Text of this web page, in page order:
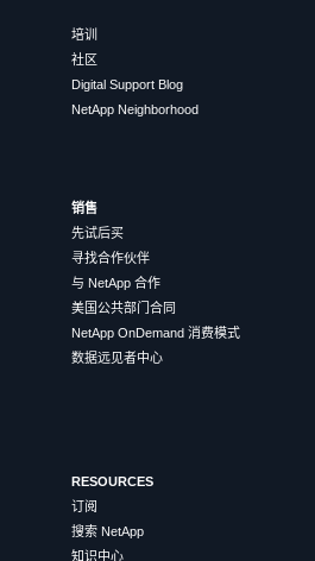
培训
社区
Digital Support Blog
NetApp Neighborhood
销售
先试后买
寻找合作伙伴
与 NetApp 合作
美国公共部门合同
NetApp OnDemand 消费模式
数据远见者中心
RESOURCES
订阅
搜索 NetApp
知识中心